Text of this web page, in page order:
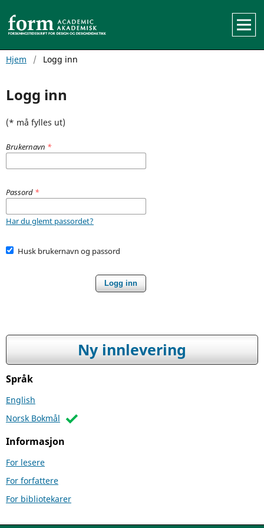
Hjem / Logg inn
Logg inn
(* må fylles ut)
Brukernavn *
Passord *
Har du glemt passordet?
Husk brukernavn og passord
Logg inn
Ny innlevering
Språk
English
Norsk Bokmål
Informasjon
For lesere
For forfattere
For bibliotekarer